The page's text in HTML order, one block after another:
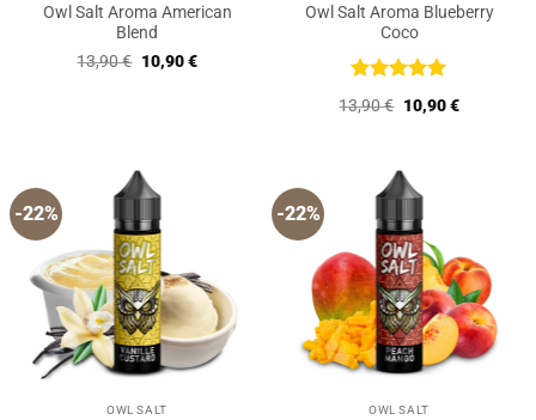
Owl Salt Aroma American
Blend
13,90€ Ursprünglicher
Preis
10,90€Aktueller
Owl Salt Aroma Blueberry
Coco
Bewertet
mit 5 von
13,90€ Ursprünglicher
Preis
10,90€Aktueller
-22%
OWL SALT
-22%
OWL SALT